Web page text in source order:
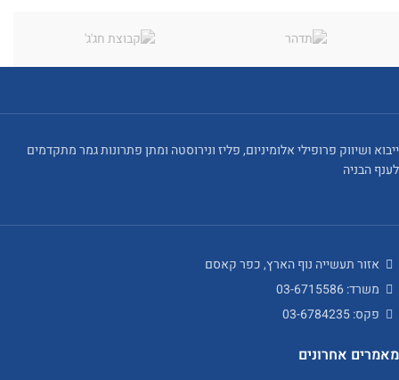
ייבוא ושיווק פרופילי אלומיניום, פליז ונירוסטה ומתן פתרונות גמר מתקדמים
לענף הבניה
אזור תעשייה נוף הארץ, כפר קאסם
משרד: 03-6715586
פקס: 03-6784235
מאמרים אחרונים